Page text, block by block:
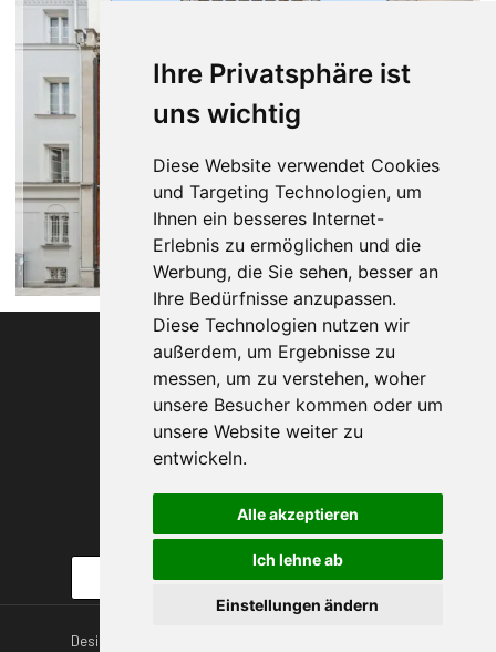
Ihre Privatsphäre ist
uns wichtig
Diese Website verwendet Cookies
und Targeting Technologien, um
Ihnen ein besseres Internet-
Erlebnis zu ermöglichen und die
Werbung, die Sie sehen, besser an
Ihre Bedürfnisse anzupassen.
Diese Technologien nutzen wir
außerdem, um Ergebnisse zu
messen, um zu verstehen, woher
unsere Besucher kommen oder um
unsere Website weiter zu
entwickeln.
Alle akzeptieren
Ich lehne ab
Einstellungen ändern
Suchen
Agentur ohne
Grenzen
seit 1993
Impressum
Datenschutzerklärung
Design + SEO